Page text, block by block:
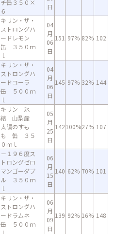
チ缶３５０×
６
日
キリン・ザ・
ストロングハ
ードレモン
缶 ３５０ｍ
ｌ
04
月
06
日
151 97% 82% 102
キリン・ザ・
ストロングハ
ードコーラ
缶 ５００ｍ
ｌ
04
月
06
日
145 97% 32% 144
キリン 氷
結 山梨産
太陽のすも
も 缶 ３５
０ｍｌ
05
月
25
日
142100%27% 107
－１９６度ス
トロングゼロ
マンゴーダブ
ル ３５０ｍ
ｌ
06
月
15
日
140 62% 70% 101
キリン・ザ・
ストロングハ
ードラムネ
缶 ５００ｍ
06
月
09
日
139 92% 16% 148